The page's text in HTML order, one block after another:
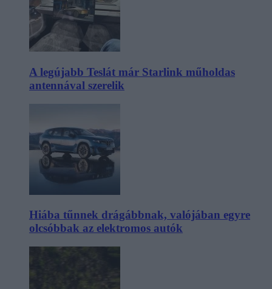
A legújabb Teslát már Starlink műholdas
antennával szerelik
Hiába tűnnek drágábbnak, valójában egyre
olcsóbbak az elektromos autók